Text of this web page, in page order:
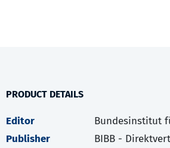
PRODUCT DETAILS
Editor
Bundesinstitut
Publisher
BIBB -